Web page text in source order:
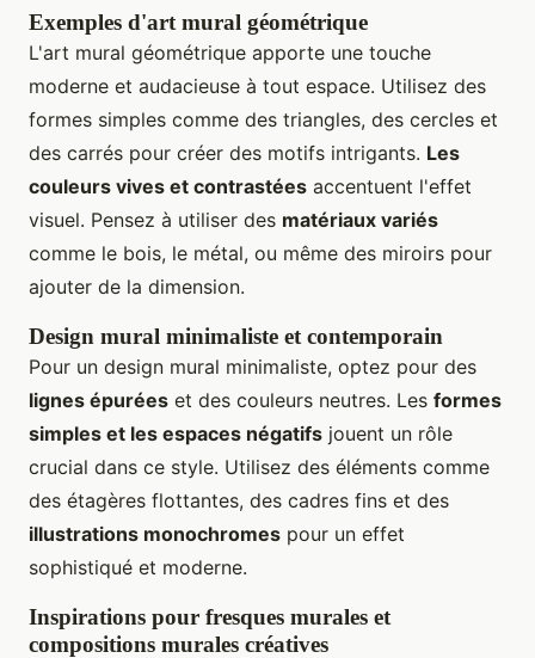
Exemples d'art mural géométrique
L'art mural géométrique apporte une touche
moderne et audacieuse à tout espace. Utilisez des
formes simples comme des triangles, des cercles et
des carrés pour créer des motifs intrigants. Les
couleurs vives et contrastées accentuent l'effet
visuel. Pensez à utiliser des matériaux variés
comme le bois, le métal, ou même des miroirs pour
ajouter de la dimension.
Design mural minimaliste et contemporain
Pour un design mural minimaliste, optez pour des
lignes épurées et des couleurs neutres. Les formes
simples et les espaces négatifs jouent un rôle
crucial dans ce style. Utilisez des éléments comme
des étagères flottantes, des cadres fins et des
illustrations monochromes pour un effet
sophistiqué et moderne.
Inspirations pour fresques murales et
compositions murales créatives